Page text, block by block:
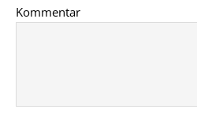
Kommentar